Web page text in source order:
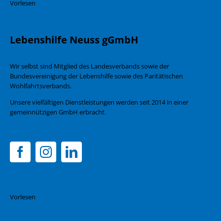
Vorlesen
Lebenshilfe Neuss gGmbH
Wir selbst sind Mitglied des Landesverbands sowie der
Bundesvereinigung der Lebenshilfe sowie des Paritätischen
Wohlfahrtsverbands.
Unsere vielfältigen Dienstleistungen werden seit 2014 in einer
gemeinnützigen GmbH erbracht.
Vorlesen